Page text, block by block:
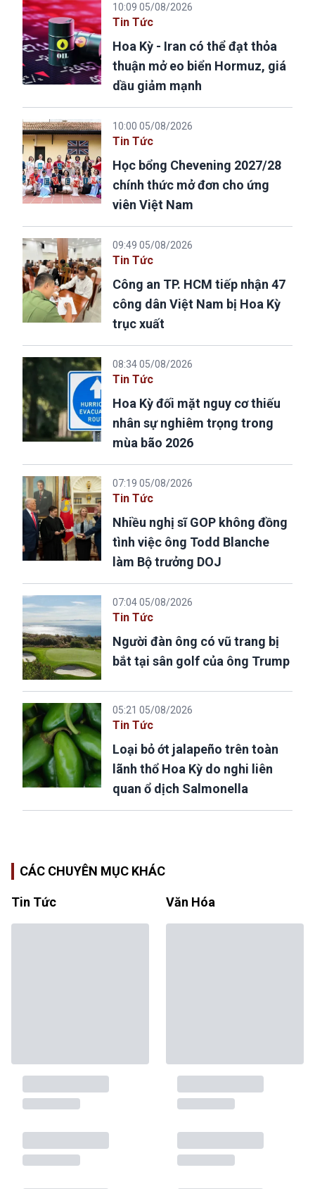
10:09 05/08/2026
Tin Tức
Hoa Kỳ - Iran có thể đạt thỏa
thuận mở eo biển Hormuz, giá
dầu giảm mạnh
10:00 05/08/2026
Tin Tức
Học bổng Chevening 2027/28
chính thức mở đơn cho ứng
viên Việt Nam
09:49 05/08/2026
Tin Tức
Công an TP. HCM tiếp nhận 47
công dân Việt Nam bị Hoa Kỳ
trục xuất
08:34 05/08/2026
Tin Tức
Hoa Kỳ đối mặt nguy cơ thiếu
nhân sự nghiêm trọng trong
mùa bão 2026
07:19 05/08/2026
Tin Tức
Nhiều nghị sĩ GOP không đồng
tình việc ông Todd Blanche
làm Bộ trưởng DOJ
07:04 05/08/2026
Tin Tức
Người đàn ông có vũ trang bị
bắt tại sân golf của ông Trump
05:21 05/08/2026
Tin Tức
Loại bỏ ớt jalapeño trên toàn
lãnh thổ Hoa Kỳ do nghi liên
quan ổ dịch Salmonella
CÁC CHUYÊN MỤC KHÁC
Tin Tức Văn Hóa